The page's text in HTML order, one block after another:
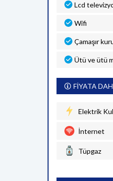
Lcd
Wifi
Çamaşır
Ütü ve ütü
FİYATA
Elektrik
İnternet
Tüpgaz